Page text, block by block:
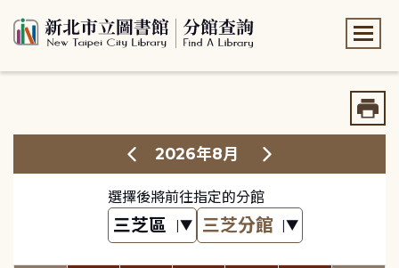
2026年8月
選擇後將前往指定的分館